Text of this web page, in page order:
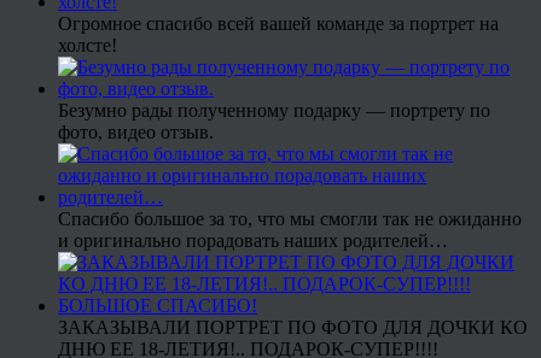
Огромное спасибо всей вашей команде за портрет на
холсте!
Безумно рады полученному подарку — портрету по
фото, видео отзыв.
Спасибо большое за то, что мы смогли так не ожиданно
и оригинально порадовать наших родителей…
ЗАКАЗЫВАЛИ ПОРТРЕТ ПО ФОТО ДЛЯ ДОЧКИ КО
ДНЮ ЕЕ 18-ЛЕТИЯ!.. ПОДАРОК-СУПЕР!!!!